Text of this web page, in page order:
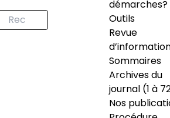
démarches?
Outils
Revue
Sommaires
Archives du
journal (1 à
Nos